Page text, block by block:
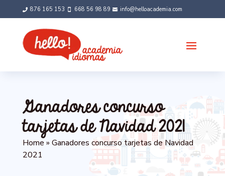
 876 165 153  668 56 98 89  info@helloacademia.com
Ganadores concurso
tarjetas de Navidad 2021
Home » Ganadores concurso tarjetas de Navidad
2021